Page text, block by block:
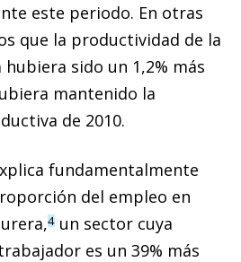
este periodo. En otras
que la productividad de la
sido un 1,2% más
mantenido la
de 2010.
fundamentalmente
del empleo en
4 un sector cuya
es un 39% más